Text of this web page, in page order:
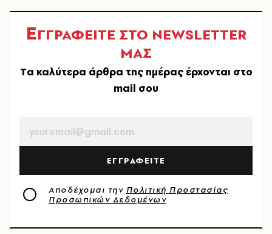
ΕΓΓΡΑΦΕΙΤΕ ΣΤΟ NEWSLETTER
ΜΑΣ
Tα καλύτερα άρθρα της ημέρας έρχονται στο
mail σου
ΕΓΓΡΑΦΕΙΤΕ
Αποδέχομαι την Πολιτική Προστασίας
Προσωπικών Δεδομένων